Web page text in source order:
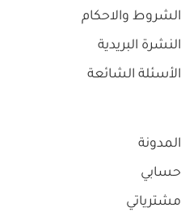
الشروط والاحكام
النشرة البريدية
الأسئلة الشائعة
المدونة
حسابي
مشترياتي